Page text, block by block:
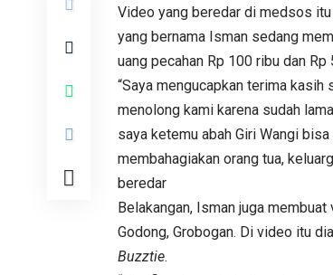
Video yang beredar di medsos
yang bernama Isman sedang
uang pecahan Rp 100 ribu dan
“Saya mengucapkan terima kasih
menolong kami karena sudah
saya ketemu abah Giri Wangi
membahagiakan orang tua,
beredar
Belakangan, Isman juga
Godong, Grobogan. Di video itu
Buzztie.